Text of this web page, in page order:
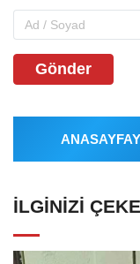
Gönder
İLGINIZI